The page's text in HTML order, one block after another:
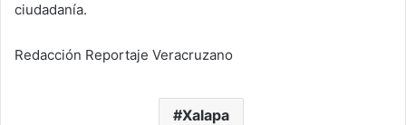
ciudadanía.
Redacción Reportaje Veracruzano
Xalapa